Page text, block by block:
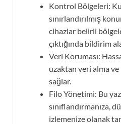
Kontrol Bölgeleri:
sınırlandırılmış
cihazlar belirli
çıktığında bildirim
Veri Koruması:
uzaktan veri alma ve
sağlar.
Filo Yönetimi: Bu
sınıflandırmanıza,
izlemenize olanak